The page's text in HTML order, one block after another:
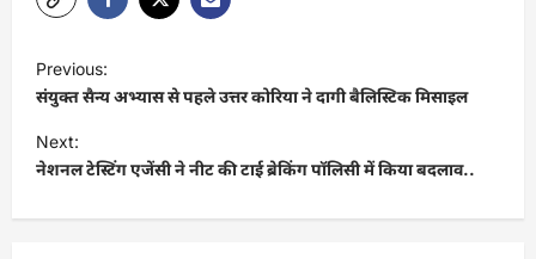
o
s
t
Previous:
संयुक्त सैन्य अभ्यास से पहले उत्तर कोरिया ने दागी बैलिस्टिक मिसाइल
Next:
नेशनल टेस्टिंग एजेंसी ने नीट की टाई ब्रेकिंग पॉलिसी में किया बदलाव..